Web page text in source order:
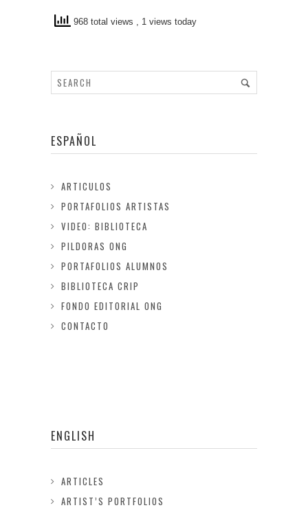
968 total views , 1 views today
ESPAÑOL
ARTICULOS
PORTAFOLIOS ARTISTAS
VIDEO: BIBLIOTECA
PILDORAS ONG
PORTAFOLIOS ALUMNOS
BIBLIOTECA CRIP
FONDO EDITORIAL ONG
CONTACTO
ENGLISH
ARTICLES
ARTIST’S PORTFOLIOS